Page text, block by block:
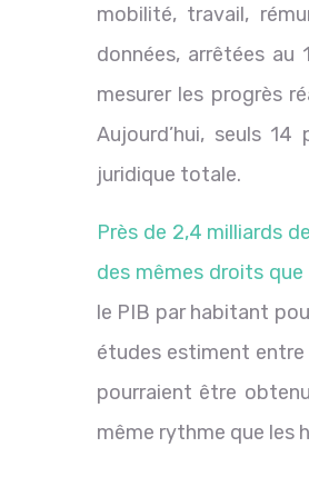
mobilité, travail,
données, arrêtées au 1
mesurer les progrès
Aujourd’hui, seuls
juridique totale.
Près de 2,4 milliards
des mêmes droits que
le PIB par habitant
études estiment
pourraient être
même rythme que les